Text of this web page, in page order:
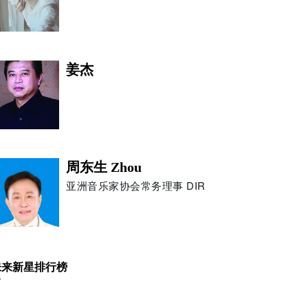
姜杰
周东生 Zhou
亚洲音乐家协会常务理事 DIR
韩羽
新星排行榜